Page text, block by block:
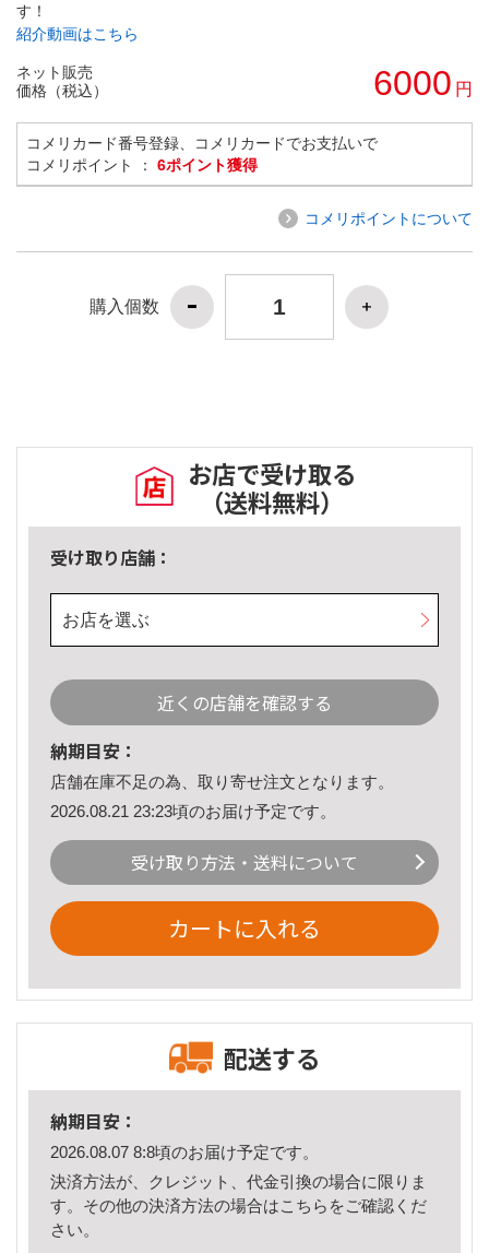
す！
紹介動画はこちら
ネット販売
価格（税込）
6000 円
コメリカード番号登録、コメリカードでお支払いで
コメリポイント ： 6ポイント獲得
コメリポイントについて
購入個数
お店で受け取る
（送料無料）
受け取り店舗：
お店を選ぶ
近くの店舗を確認する
納期目安：
店舗在庫不足の為、取り寄せ注文となります。
2026.08.21 23:23頃のお届け予定です。
受け取り方法・送料について
カートに入れる
配送する
納期目安：
2026.08.07 8:8頃のお届け予定です。
決済方法が、クレジット、代金引換の場合に限りま
す。その他の決済方法の場合はこちら をご確認くだ
さい。